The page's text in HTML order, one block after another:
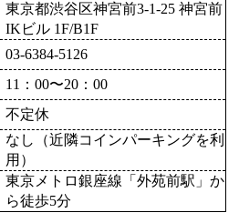
東京都渋谷区神宮前3-1-25 神宮前
IKビル 1F/B1F
03-6384-5126
11：00〜20：00
不定休
なし（近隣コインパーキングを利
用）
東京メトロ銀座線「外苑前駅」か
ら徒歩5分